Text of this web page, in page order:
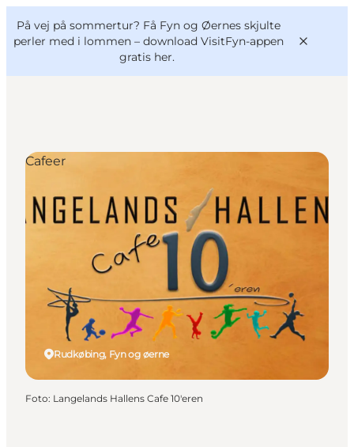
På vej på sommertur? Få Fyn og Øernes skjulte
perler med i lommen – download VisitFyn-appen
gratis her.
Outdoor
Mad og drikke
Book lokale oplevelser
VisitFyn
Deutsch
Rudkøbing, Fyn og øerne
Cafeer
Foto: Langelands Hallens Cafe 10'eren